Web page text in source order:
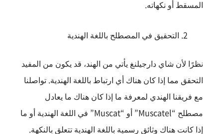
المسقط أو نكهاته.
التحقيق في المصطلح باللغة الهندية
نظرًا لأن شاي دارجيلنغ يأتي من الهند، قد يكون من المفيد
التحقق مما إذا كان هناك أي ارتباط باللغة الهندية. تواصلنا
مع فريقنا الهندي لمعرفة ما إذا كان هناك ما يعادل
مصطلح “Muscatel” أو “Muscat” في اللغة الهندية أو ما
إذا كانت هناك وثائق رسمية باللغة الهندية تتعلق بالنكهة.